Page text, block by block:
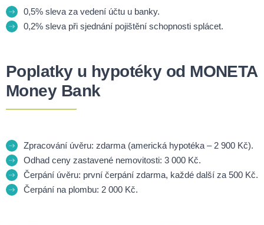
0,5% sleva za vedení účtu u banky.
0,2% sleva při sjednání pojištění schopnosti splácet.
Poplatky u hypotéky od MONETA
Money Bank
Zpracování úvěru: zdarma (americká hypotéka – 2 900 Kč).
Odhad ceny zastavené nemovitosti: 3 000 Kč.
Čerpání úvěru: první čerpání zdarma, každé další za 500 Kč.
Čerpání na plombu: 2 000 Kč.